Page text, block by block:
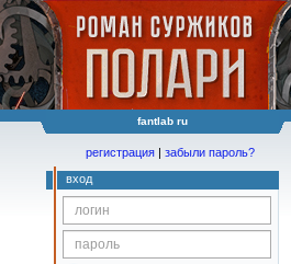
fantlab ru
регистрация | забыли пароль?
вход